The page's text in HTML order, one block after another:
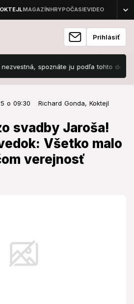
Prihlásiť
spoznáte ju podľa tohto detailu
o 09:30 Richard Gonda, Koktejl
svadby Jaroša!
Všetko malo
verejnosť
o 09:30
svadby Jaroša!
Všetko malo
verejnosť